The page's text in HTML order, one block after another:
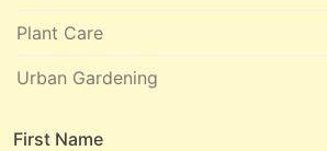
Plant Care
Urban Gardening
First Name